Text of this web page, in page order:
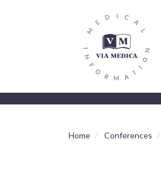
NAWIGACJA
Home Conferences